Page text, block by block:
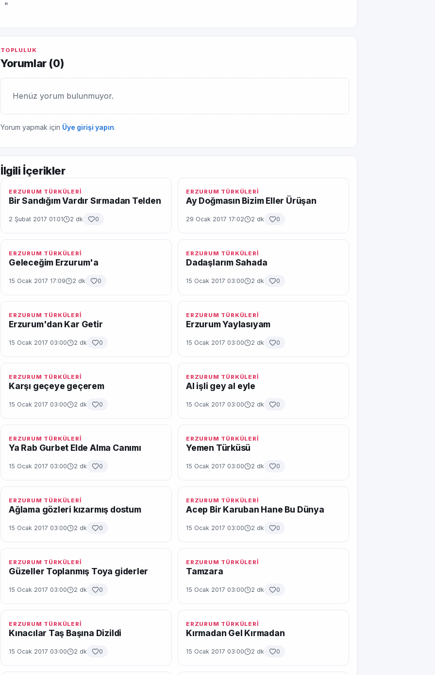
"
TOPLULUK
Yorumlar (0)
Henüz yorum bulunmuyor.
Yorum yapmak için Üye girişi yapın.
İlgili İçerikler
ERZURUM TÜRKÜLERİ
Bir Sandığım Vardır Sırmadan Telden
2 Şubat 2017 01:01 2 dk 0
ERZURUM TÜRKÜLERİ
Ay Doğmasın Bizim Eller Ürüşan
29 Ocak 2017 17:02 2 dk 0
ERZURUM TÜRKÜLERİ
Geleceğim Erzurum'a
15 Ocak 2017 17:09 2 dk 0
ERZURUM TÜRKÜLERİ
Dadaşlarım Sahada
15 Ocak 2017 03:00 2 dk 0
ERZURUM TÜRKÜLERİ
Erzurum'dan Kar Getir
15 Ocak 2017 03:00 2 dk 0
ERZURUM TÜRKÜLERİ
Erzurum Yaylasıyam
15 Ocak 2017 03:00 2 dk 0
ERZURUM TÜRKÜLERİ
Karşı geçeye geçerem
15 Ocak 2017 03:00 2 dk 0
ERZURUM TÜRKÜLERİ
Al işli gey al eyle
15 Ocak 2017 03:00 2 dk 0
ERZURUM TÜRKÜLERİ
Ya Rab Gurbet Elde Alma Canımı
15 Ocak 2017 03:00 2 dk 0
ERZURUM TÜRKÜLERİ
Yemen Türküsü
15 Ocak 2017 03:00 2 dk 0
ERZURUM TÜRKÜLERİ
Ağlama gözleri kızarmış dostum
15 Ocak 2017 03:00 2 dk 0
ERZURUM TÜRKÜLERİ
Acep Bir Karuban Hane Bu Dünya
15 Ocak 2017 03:00 2 dk 0
ERZURUM TÜRKÜLERİ
Güzeller Toplanmış Toya giderler
15 Ocak 2017 03:00 2 dk 0
ERZURUM TÜRKÜLERİ
Tamzara
15 Ocak 2017 03:00 2 dk 0
ERZURUM TÜRKÜLERİ
Kınacılar Taş Başına Dizildi
15 Ocak 2017 03:00 2 dk 0
ERZURUM TÜRKÜLERİ
Kırmadan Gel Kırmadan
15 Ocak 2017 03:00 2 dk 0